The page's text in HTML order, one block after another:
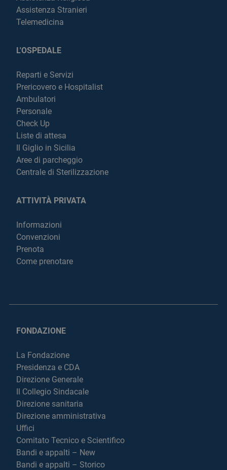
Assistenza Stranieri
Telemedicina
L'OSPEDALE
Reparti e Servizi
Prericovero e Hospitalist
Ambulatori
Personale
Check Up
Liste di attesa
Il Giglio in Sicilia
Aree di parcheggio
Centrale di Sterilizzazione
ATTIVITÀ PRIVATA
Informazioni
Convenzioni
Prenota
Come prenotare
FONDAZIONE
La Fondazione
Presidenza e CDA
Direzione Generale
Il Collegio Sindacale
Direzione sanitaria
Direzione amministrativa
Uffici
Comitato Tecnico e Scientifico
Bandi e appalti – New
Bandi e appalti – Storico